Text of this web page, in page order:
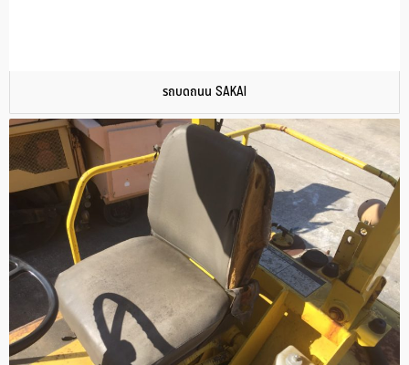
รถบดถนน SAKAI